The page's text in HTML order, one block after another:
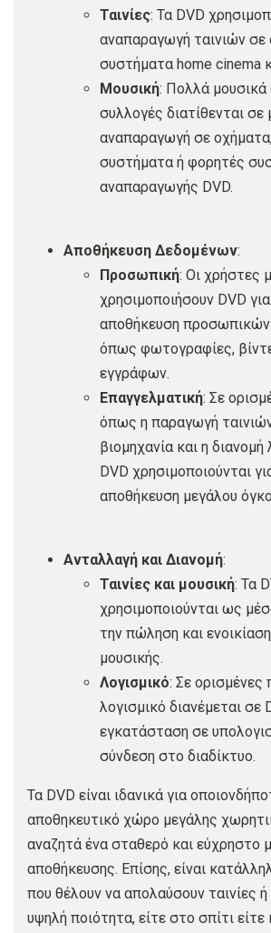
Ταινίες: Τα DVD
αναπαραγωγή ταινιών σε
συστήματα home cinema
Μουσική: Πολλά μουσικά
συλλογές διατίθενται σε
αναπαραγωγή σε
συστήματα ή φορητές
αναπαραγωγής DVD.
Αποθήκευση Δεδομένων:
Προσωπική: Οι χρήστες
χρησιμοποιήσουν DVD
αποθήκευση
όπως φωτογραφίες,
εγγράφων.
Επαγγελματική: Σε
όπως η παραγωγή
βιομηχανία και η διανομή
DVD χρησιμοποιούνται
αποθήκευση μεγάλου
Ανταλλαγή και Διανομή:
Ταινίες και μουσική: Τα
χρησιμοποιούνται ως
την πώληση και
μουσικής.
Λογισμικό: Σε ορισμένες
λογισμικό διανέμεται σε
εγκατάσταση σε
σύνδεση στο διαδίκτυο.
Τα DVD είναι ιδανικά για
αποθηκευτικό χώρο μεγάλης
αναζητά ένα σταθερό και εύχρηστο
αποθήκευσης. Επίσης, είναι
που θέλουν να απολαύσουν ταινίες
υψηλή ποιότητα, είτε στο σπίτι